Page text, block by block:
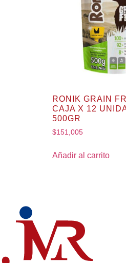
RONIK GRAIN
CAJA X 12
500GR
$151,005
Añadir al carrito